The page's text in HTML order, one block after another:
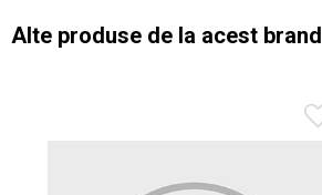
Alte produse de la acest brand